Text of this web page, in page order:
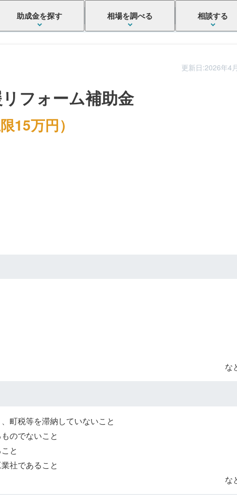
助成金を探す 相場を調べる 相談する
更新日:2026年4
フォーム補助金
15万円）
な
町税等を滞納していないこと
のでないこと
と
社であること
な